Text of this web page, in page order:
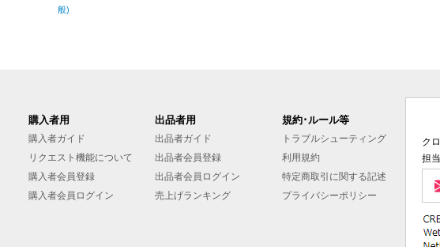
般)
購入者用
購入者ガイド
リクエスト機能について
購入者会員登録
購入者会員ログイン
出品者用
出品者ガイド
出品者会員登録
出品者会員ログイン
売上げランキング
規約･ルール等
トラブルシューティング
利用規約
特定商取引に関する記述
プライバシーポリシー
ク
担